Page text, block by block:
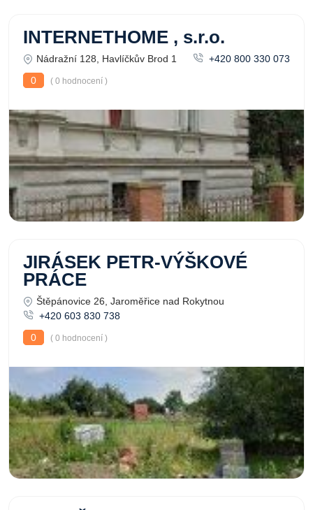
INTERNETHOME , s.r.o.
Nádražní 128, Havlíčkův Brod 1
+420 800 330 073
0
( 0 hodnocení )
JIRÁSEK PETR-VÝŠKOVÉ
PRÁCE
Štěpánovice 26, Jaroměřice nad Rokytnou
+420 603 830 738
0
( 0 hodnocení )